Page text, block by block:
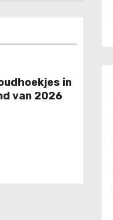
in
van 2026